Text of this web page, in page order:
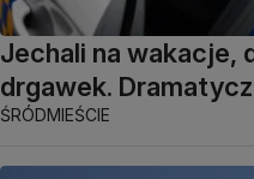
Jechali na wakacje,
drgawek.
ŚRÓDMIEŚCIE